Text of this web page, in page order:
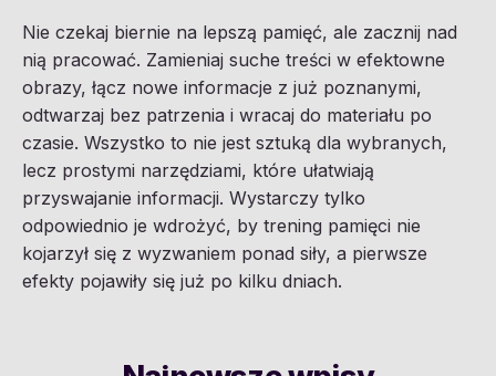
Nie czekaj biernie na lepszą pamięć, ale zacznij nad
nią pracować. Zamieniaj suche treści w efektowne
obrazy, łącz nowe informacje z już poznanymi,
odtwarzaj bez patrzenia i wracaj do materiału po
czasie. Wszystko to nie jest sztuką dla wybranych,
lecz prostymi narzędziami, które ułatwiają
przyswajanie informacji. Wystarczy tylko
odpowiednio je wdrożyć, by trening pamięci nie
kojarzył się z wyzwaniem ponad siły, a pierwsze
efekty pojawiły się już po kilku dniach.